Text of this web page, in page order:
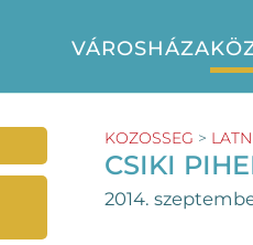
VÁROSHÁZA
KOZOSSEG >
CSIKI
2014.